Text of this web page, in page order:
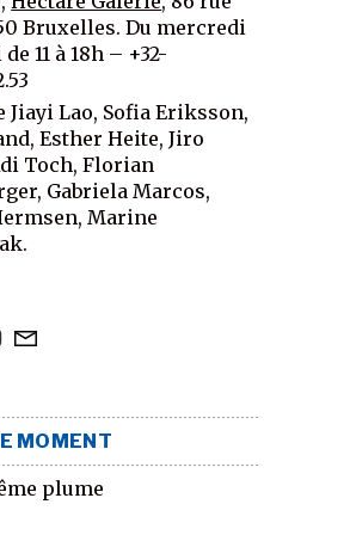
Bruxelles. Du mercredi
11 à 18h – +32-
Jiayi Lao, Sofia Eriksson,
Esther Heite, Jiro
Toch, Florian
Gabriela Marcos,
Marine
MOMENT
plume